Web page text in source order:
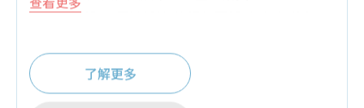
♦Q&A好禮
巾,童書,240ML玻璃奶瓶*2
♦
夫妻同行禮:嬰兒防水可愛圍兜兜1個，台灣製嬰
了解更多